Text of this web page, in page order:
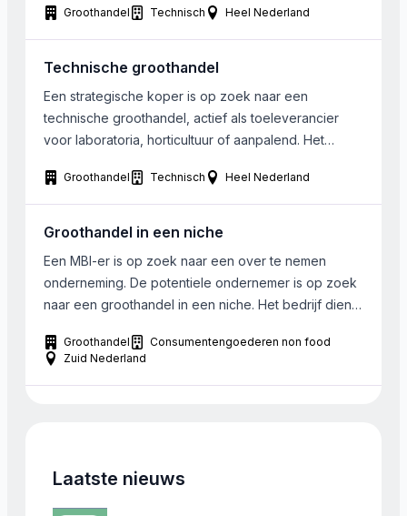
Groothandel Technisch Heel Nederland
Technische groothandel
Een strategische koper is op zoek naar een
technische groothandel, actief als toeleverancier
voor laboratoria, horticultuur of aanpalend. Het
tot circa EUR 4.000.000 per jaar. Locatie:
Nederland/Belgie/Duitsland, maar moet
verplaatsbaar zijn binnen max 2 jaar naar regio
‘shared functions’ verplaatsbaar zijn […]
Groothandel Technisch Heel Nederland
Groothandel in een niche
Een MBI-er is op zoek naar een over te nemen
onderneming. De potentiele ondernemer is op zoek
naar een groothandel in een niche. Het bedrijf dient
is 10 miljoen Euro. De koper heeft minimaal een
miljoen eigen geld. Bij het bedrijf moet de
Groothandel
Consumentengoederen non food
Zuid Nederland
Laatste nieuws